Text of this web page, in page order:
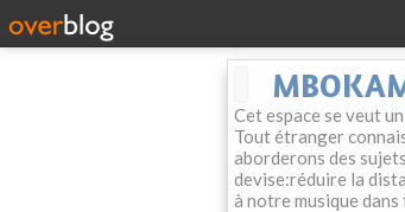
Cet espace se veut
Tout étranger
aborderons des
devise:réduire la
à notre musique